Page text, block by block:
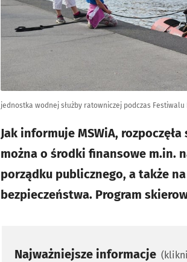
jednostka wodnej służby ratowniczej podczas
Jak informuje MSWiA,
można o środki finansowe m.in.
porządku publicznego, a także
bezpieczeństwa. Program
Najważniejsze informacje